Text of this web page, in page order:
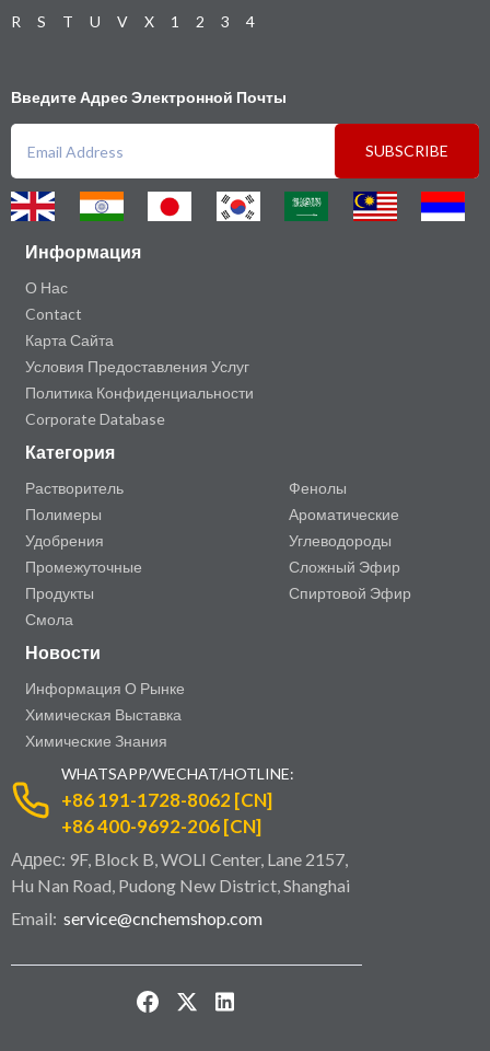
R
S T U V X 1 2 3 4
Введите Адрес Электронной Почты
SUBSCRIBE
Информация
О Нас
Contact
Карта Сайта
Условия Предоставления Услуг
Политика Конфиденциальности
Corporate Database
Категория
Растворитель
Полимеры
Удобрения
Промежуточные
Продукты
Смола
Фенолы
Ароматические
Углеводороды
Сложный Эфир
Спиртовой Эфир
Новости
Информация О Рынке
Химическая Выставка
Химические Знания
WHATSAPP/WECHAT/HOTLINE:
+86 191-1728-8062 [CN]
+86 400-9692-206 [CN]
Адрес: 9F, Block B, WOLI Center, Lane 2157,
Hu Nan Road, Pudong New District, Shanghai
Email: service@cnchemshop.com